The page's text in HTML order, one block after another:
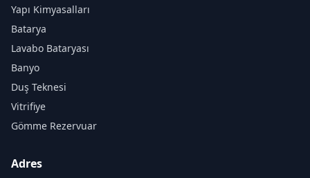
Yapı Kimyasalları
Batarya
Lavabo Bataryası
Banyo
Duş Teknesi
Vitrifiye
Gömme Rezervuar
Adres